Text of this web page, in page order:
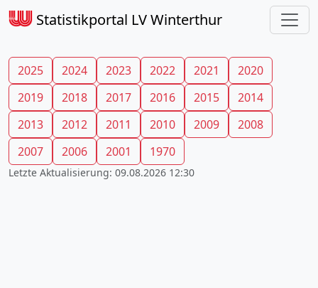
Statistikportal LV Winterthur
2025 2024 2023 2022 2021
2020
2019
2018 2017 2016 2015
2014
2013
2012 2011 2010 2009
2008
2007
2006 2001 1970
Letzte Aktualisierung: 09.08.2026 12:30